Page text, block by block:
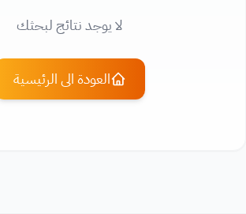
لا يوجد نتائج لبحثك
العودة الى الرئيسية